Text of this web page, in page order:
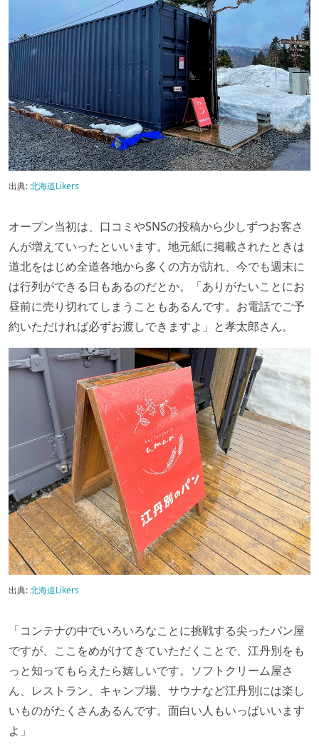
出典:北海道Likers
オープン当初は、口コミやSNSの投稿から少しずつお客さ
んが増えていったといいます。地元紙に掲載されたときは
道北をはじめ全道各地から多くの方が訪れ、今でも週末に
は行列ができる日もあるのだとか。「ありがたいことにお
昼前に売り切れてしまうこともあるんです。お電話でご予
約いただければ必ずお渡しできますよ」と孝太郎さん。
出典:北海道Likers
「コンテナの中でいろいろなことに挑戦する尖ったパン屋
ですが、ここをめがけてきていただくことで、江丹別をも
っと知ってもらえたら嬉しいです。ソフトクリーム屋さ
ん、レストラン、キャンプ場、サウナなど江丹別には楽し
いものがたくさんあるんです。面白い人もいっぱいいます
よ」